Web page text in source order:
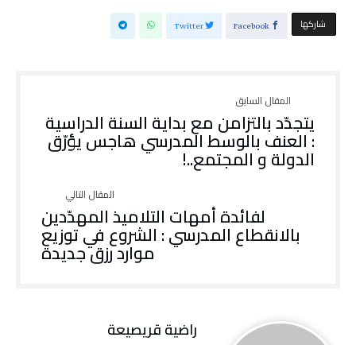
‫‫ شاركها‬ Facebook
Twitter
يتجدّد بالتزامن مع بداية السنة الدراسية
: العنف بالوسط المدرسي هاجس يؤرّق
الدولة و المجتمع..!
‬موارد‭ ‬رزق‭ ‬جديدة
راضية قريصيعة